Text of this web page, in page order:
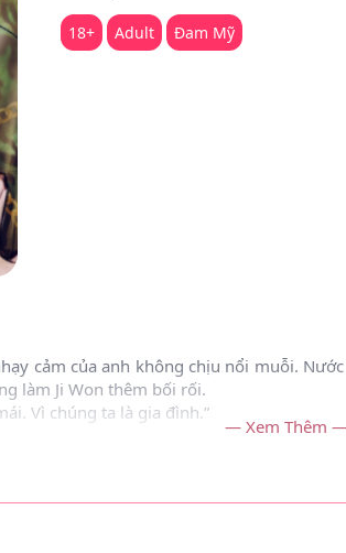
18+ Adult Đam Mỹ
cảm của anh không chịu nổi muỗi.
làm Ji Won thêm bối rối.
Vì chúng ta là gia đình.”
— Xem Thêm